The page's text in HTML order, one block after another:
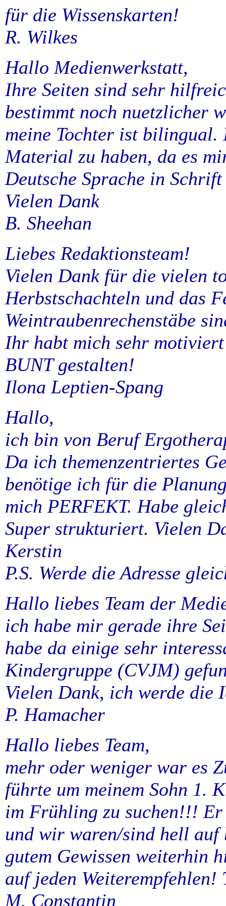
für die Wissenskarten!
R. Wilkes
Hallo Medienwerkstatt,
Ihre Seiten sind sehr
bestimmt noch nuetzlicher
meine Tochter ist
Material zu haben, da es
Deutsche Sprache in
Vielen Dank
B. Sheehan
Liebes Redaktionsteam!
Vielen Dank für die vielen
Herbstschachteln und das
Weintraubenrechenstäbe
Ihr habt mich sehr
BUNT gestalten!
Ilona Leptien-Spang
Hallo,
ich bin von Beruf
Da ich themenzentriertes
benötige ich für die
mich PERFEKT. Habe
Super strukturiert. Vielen
Kerstin
P.S. Werde die Adresse
Hallo liebes Team der
ich habe mir gerade ihre
habe da einige sehr
Kindergruppe (CVJM)
Vielen Dank, ich werde die
P. Hamacher
Hallo liebes Team,
mehr oder weniger war es
führte um meinem Sohn 1.
im Frühling zu suchen!!!
und wir waren/sind hell auf
gutem Gewissen weiterhin
auf jeden
M. Constantin